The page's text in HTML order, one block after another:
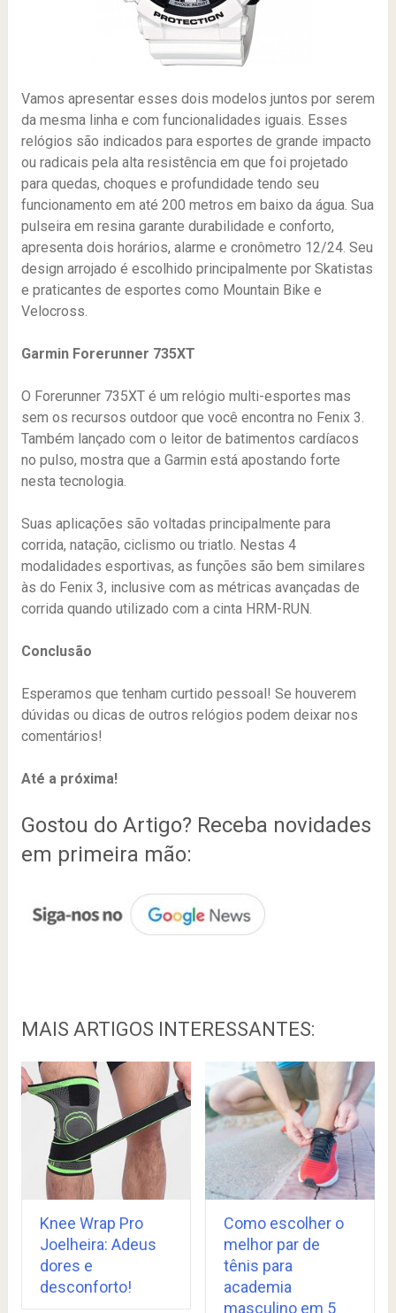
Vamos apresentar esses dois modelos juntos por serem
da mesma linha e com funcionalidades iguais. Esses
relógios são indicados para esportes de grande impacto
ou radicais pela alta resistência em que foi projetado
para quedas, choques e profundidade tendo seu
funcionamento em até 200 metros em baixo da água. Sua
pulseira em resina garante durabilidade e conforto,
apresenta dois horários, alarme e cronômetro 12/24. Seu
design arrojado é escolhido principalmente por Skatistas
e praticantes de esportes como Mountain Bike e
Velocross.
Garmin Forerunner 735XT
O Forerunner 735XT é um relógio multi-esportes mas
sem os recursos outdoor que você encontra no Fenix 3.
Também lançado com o leitor de batimentos cardíacos
no pulso, mostra que a Garmin está apostando forte
nesta tecnologia.
Suas aplicações são voltadas principalmente para
corrida, natação, ciclismo ou triatlo. Nestas 4
modalidades esportivas, as funções são bem similares
às do Fenix 3, inclusive com as métricas avançadas de
corrida quando utilizado com a cinta HRM-RUN.
Conclusão
Esperamos que tenham curtido pessoal! Se houverem
dúvidas ou dicas de outros relógios podem deixar nos
comentários!
Até a próxima!
Gostou do Artigo? Receba novidades
em primeira mão:
MAIS ARTIGOS INTERESSANTES:
Knee Wrap Pro
Joelheira: Adeus
dores e
desconforto!
Como escolher o
melhor par de
tênis para
academia
masculino em 5